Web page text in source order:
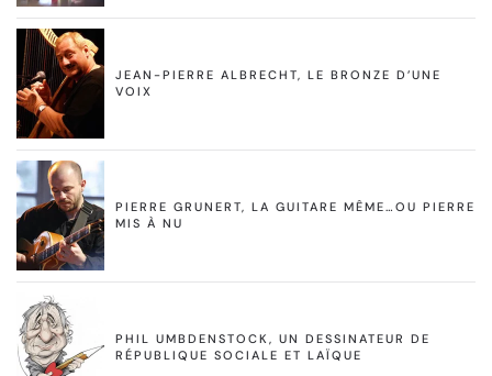
JEAN-PIERRE ALBRECHT, LE BRONZE D’UNE
VOIX
PIERRE GRUNERT, LA GUITARE MÊME…OU PIERRE
MIS À NU
PHIL UMBDENSTOCK, UN DESSINATEUR DE
RÉPUBLIQUE SOCIALE ET LAÏQUE